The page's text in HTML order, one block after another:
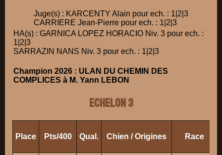
Juge(s) : KARCENTY Alain pour ech. : 1|2|3
CARRIERE Jean-Pierre pour ech. : 1|2|3
HA(s) : GARNICA LOPEZ HORACIO Niv. 3 pour ech. :
1|2|3
SARRAZIN NANS Niv. 3 pour ech. : 1|2|3
Champion 2026 : ULAN DU CHEMIN DES
COMPLICES à M. Yann LEBON
ECHELON 3
Place Pts/400 Qual. Chien / Origines Race